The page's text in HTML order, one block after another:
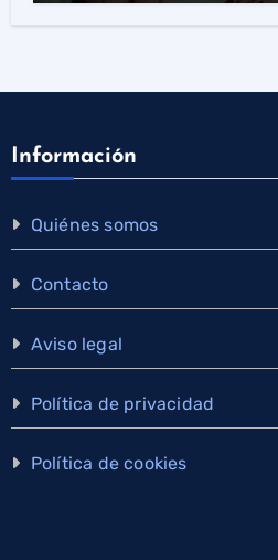
Información
Quiénes somos
Contacto
Aviso legal
Política de privacidad
Política de cookies